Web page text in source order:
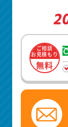
ご相談
お見積もり
無料